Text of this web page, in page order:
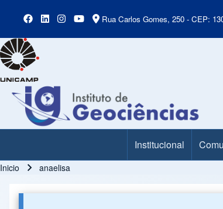
Rua Carlos Gomes, 250 - CEP:
Main Menu Institucional
Ruta de navegación
Inicio anaelisa